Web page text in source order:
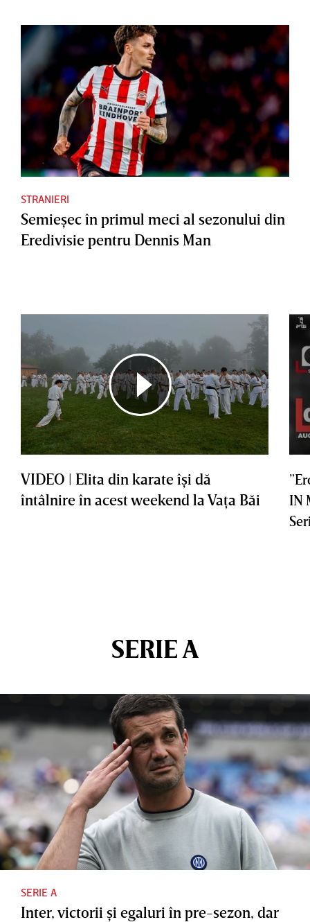
STRANIERI
Semieşec în primul meci al sezonului din
Eredivisie pentru Dennis Man
VIDEO | Elita din karate îşi dă
întâlnire în acest weekend la Vaţa Băi
IN
SERIE A
SERIE A
Inter, victorii şi egaluri în pre-sezon, dar